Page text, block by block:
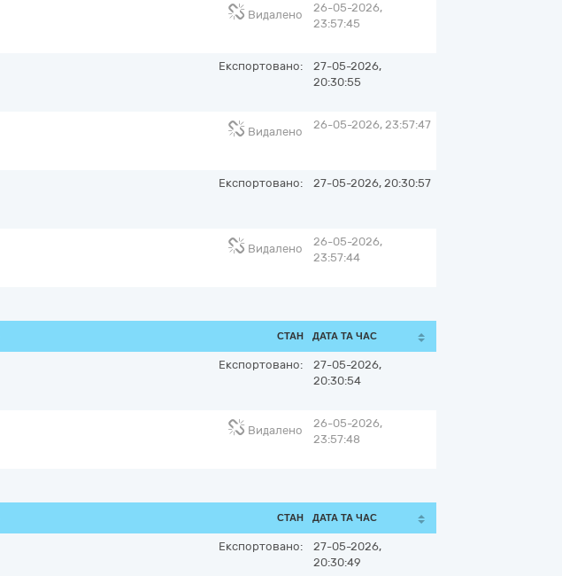
Видалено
26-05-2026,
23:57:45
Експортовано:
27-05-2026,
20:30:55
Видалено
26-05-2026, 23:57:47
Експортовано: 27-05-2026, 20:30:57
Видалено
26-05-2026,
23:57:44
СТАН ДАТА ТА ЧАС
Експортовано:
27-05-2026,
20:30:54
Видалено
26-05-2026,
23:57:48
СТАН ДАТА ТА ЧАС
Експортовано:
27-05-2026,
20:30:49